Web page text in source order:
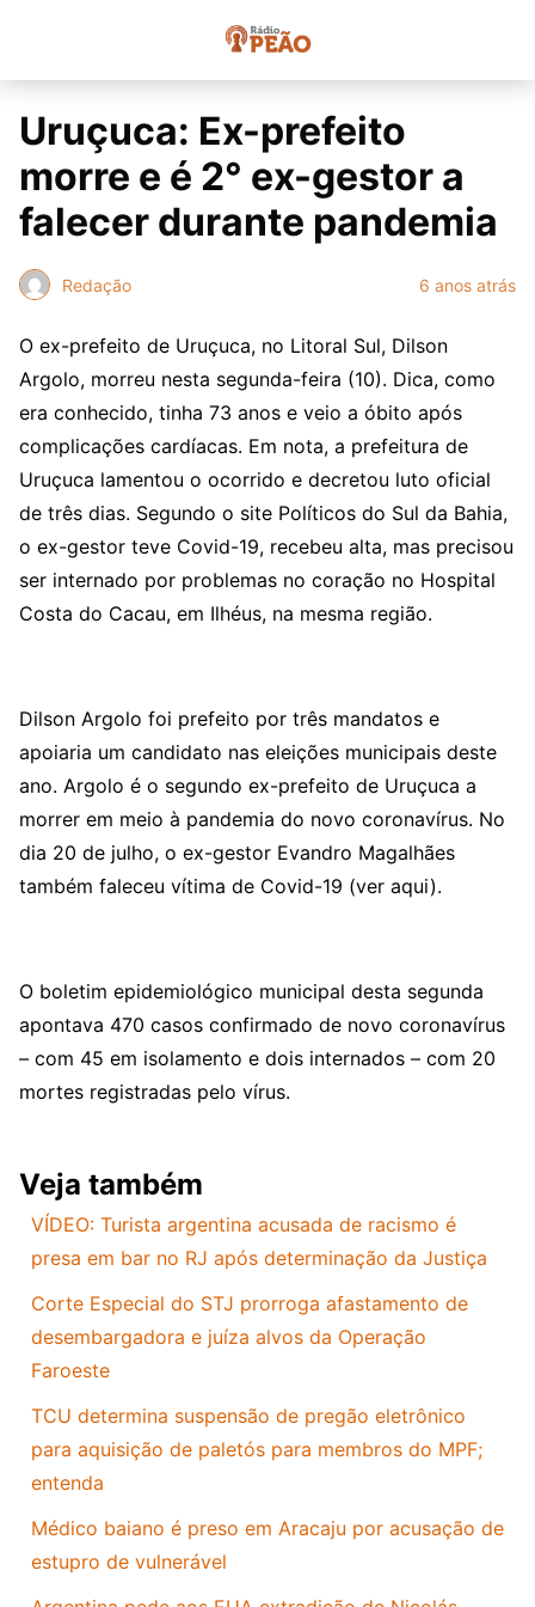
Uruçuca: Ex-prefeito
morre e é 2° ex-gestor a
falecer durante pandemia
Redação 6 anos atrás
O ex-prefeito de Uruçuca, no Litoral Sul, Dilson
Argolo, morreu nesta segunda-feira (10). Dica, como
era conhecido, tinha 73 anos e veio a óbito após
complicações cardíacas. Em nota, a prefeitura de
Uruçuca lamentou o ocorrido e decretou luto oficial
de três dias. Segundo o site Políticos do Sul da Bahia,
o ex-gestor teve Covid-19, recebeu alta, mas precisou
ser internado por problemas no coração no Hospital
Costa do Cacau, em Ilhéus, na mesma região.
Dilson Argolo foi prefeito por três mandatos e
apoiaria um candidato nas eleições municipais deste
ano. Argolo é o segundo ex-prefeito de Uruçuca a
morrer em meio à pandemia do novo coronavírus. No
dia 20 de julho, o ex-gestor Evandro Magalhães
também faleceu vítima de Covid-19 (ver aqui).
O boletim epidemiológico municipal desta segunda
apontava 470 casos confirmado de novo coronavírus
– com 45 em isolamento e dois internados – com 20
mortes registradas pelo vírus.
Veja também
VÍDEO: Turista argentina acusada de racismo é
presa em bar no RJ após determinação da Justiça
Corte Especial do STJ prorroga afastamento de
desembargadora e juíza alvos da Operação
Faroeste
TCU determina suspensão de pregão eletrônico
para aquisição de paletós para membros do MPF;
entenda
Médico baiano é preso em Aracaju por acusação de
estupro de vulnerável